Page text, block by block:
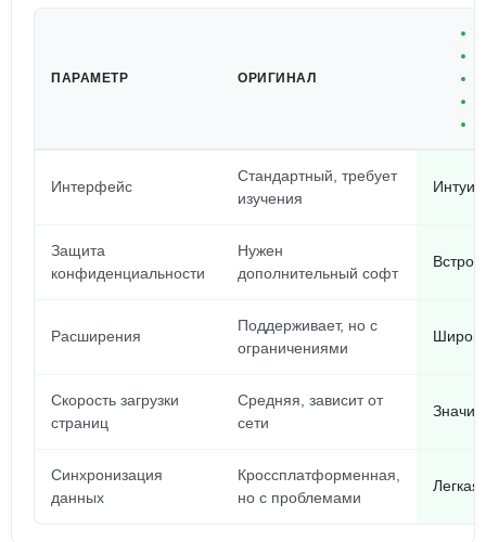
ПАРАМЕТР ОРИГИНАЛ
Интерфейс
Стандартный, требует
изучения
Защита
конфиденциальности
Нужен
дополнительный софт
Расширения
Поддерживает, но с
ограничениями
Скорость загрузки
страниц
Средняя, зависит от
сети
Синхронизация
данных
Кроссплатформенная,
но с проблемами
Легкая